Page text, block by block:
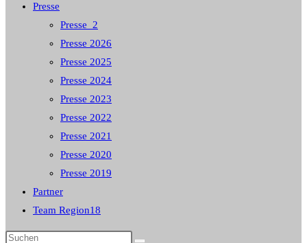
Presse
Presse_2
Presse 2026
Presse 2025
Presse 2024
Presse 2023
Presse 2022
Presse 2021
Presse 2020
Presse 2019
Partner
Team Region18
Diese